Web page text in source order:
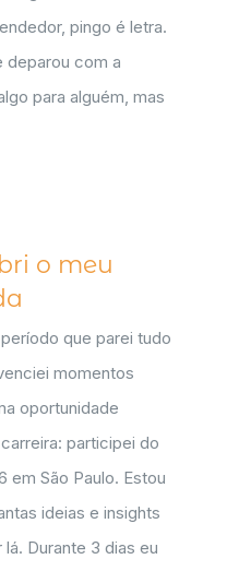
pingo é letra.
deparou com a
para alguém, mas
o meu
que parei tudo
momentos
oportunidade
participei do
em São Paulo. Estou
ideias e insights
Durante 3 dias eu